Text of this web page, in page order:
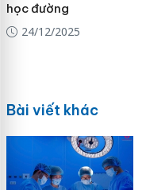
học đường
24/12/2025
Bài viết khác